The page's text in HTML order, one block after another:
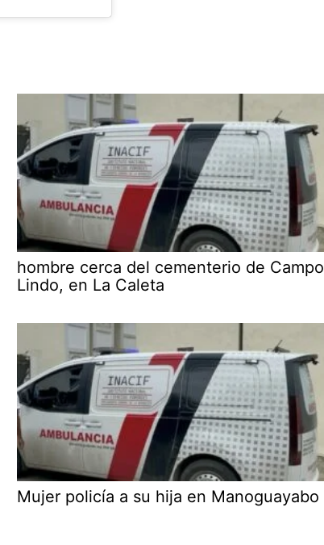
hombre cerca del cementerio de Campo
Lindo, en La Caleta
Mujer policía a su hija en Manoguayabo